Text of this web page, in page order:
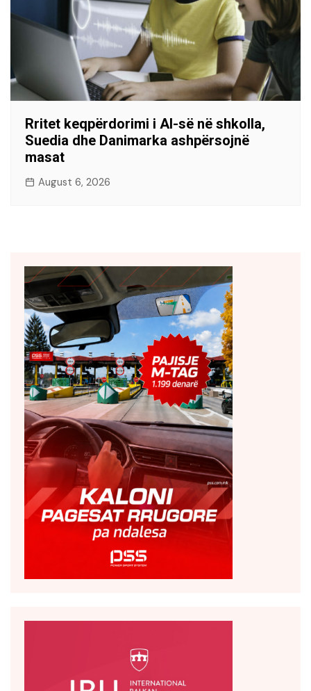
Rritet keqpërdorimi i AI-së në shkolla,
Suedia dhe Danimarka ashpërsojnë
masat
August 6, 2026